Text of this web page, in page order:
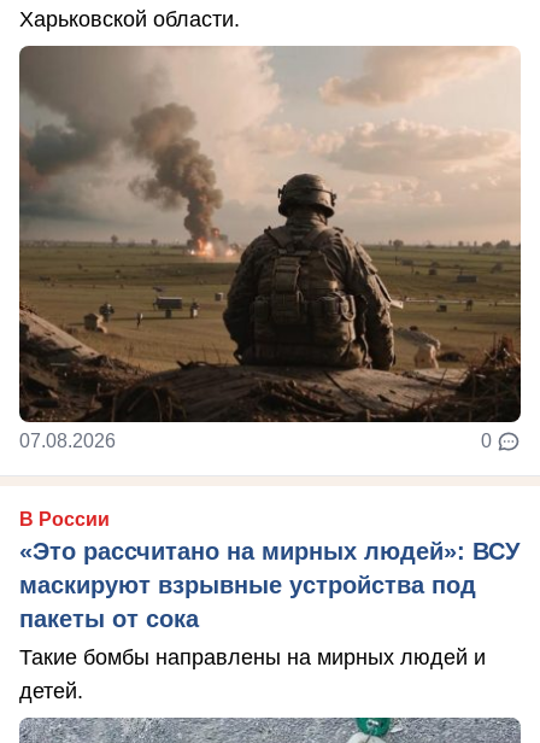
Харьковской области.
07.08.2026 0
В России
«Это рассчитано на мирных людей»: ВСУ
маскируют взрывные устройства под
пакеты от сока
Такие бомбы направлены на мирных людей и
детей.